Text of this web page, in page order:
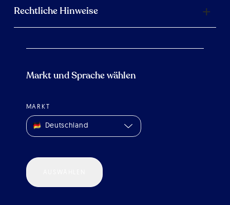
Rechtliche Hinweise
Markt und Sprache wählen
MARKT
Deutschland